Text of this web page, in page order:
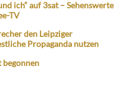
ich“ auf 3sat – Sehenswerte
TV
den Leipziger
Propaganda nutzen
begonnen